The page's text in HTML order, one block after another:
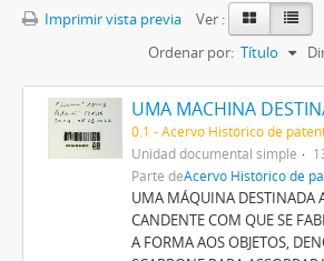
Imprimir vista previa
Ver :
Ordenar por: Título
0.1 - Acervo Histórico de
Unidad documental simple
Parte deAcervo Histórico de
UMA MÁQUINA DESTINADA
CANDENTE COM QUE SE
A FORMA AOS OBJETOS,